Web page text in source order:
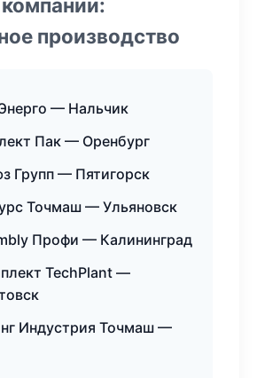
производство
— Нальчик
Пак — Оренбург
Групп — Пятигорск
Точмаш — Ульяновск
Профи — Калининград
TechPlant —
Индустрия Точмаш —